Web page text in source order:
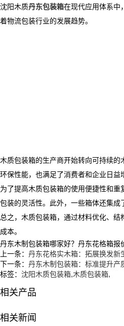
沈阳木质丹东包装箱在现代应用体系中
着物流包装行业的发展趋势。
木质包装箱的生产商开始转向可持续
环保性能，也满足了消费者和企业日益
为了提高木质包装箱的使用便捷性和
包装的灵活性。此外，一些箱体还集
总之，木质包装箱，通过材料优化、
成本。
丹东木制包装箱哪家好？丹东花格箱
上一条： 丹东花格实木箱：拓展换发新
下一条： 丹东木制包装箱：标准提升产
标签： 沈阳木质包装箱,木质包装箱,
相关产品
相关新闻